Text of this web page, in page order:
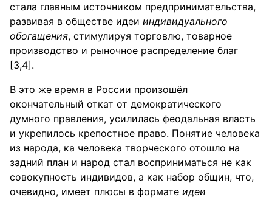
стала главным источником предпринимательства,
развивая в обществе идеи индивидуального
обогащения, стимулируя торговлю, товарное
производство и рыночное распределение благ
[3,4].
В это же время в России произошёл
окончательный откат от демократического
думного правления, усилилась феодальная власть
и укрепилось крепостное право. Понятие человека
из народа, ка человека творческого отошло на
задний план и народ стал восприниматься не как
совокупность индивидов, а как набор общин, что,
очевидно, имеет плюсы в формате идеи